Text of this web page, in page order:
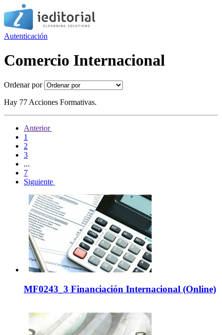
Autenticación
Comercio Internacional
Ordenar por
Hay 77 Acciones Formativas.
Anterior
1
2
3
...
7
Siguiente
MF0243_3 Financiación Internacional (Online)